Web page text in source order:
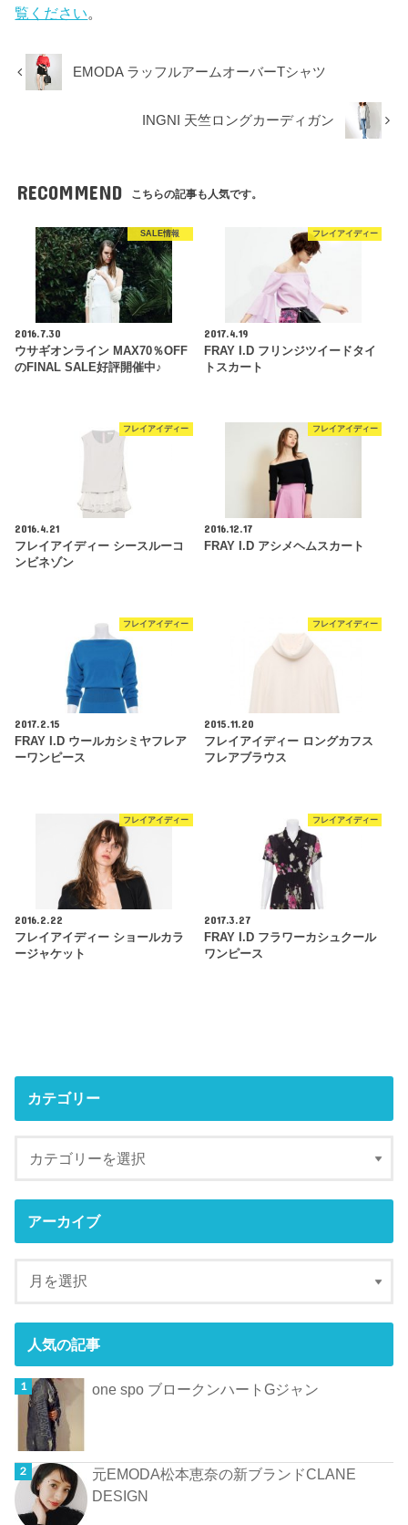
覧ください。
EMODA ラッフルアームオーバーTシャツ
INGNI 天竺ロングカーディガン
RECOMMEND こちらの記事も人気です。
SALE情報
2016.7.30
ウサギオンライン MAX70％OFF
のFINAL SALE好評開催中♪
フレイアイディー
2017.4.19
FRAY I.D フリンジツイードタイ
トスカート
フレイアイディー
2016.4.21
フレイアイディー シースルーコ
ンビネゾン
フレイアイディー
2016.12.17
FRAY I.D アシメヘムスカート
フレイアイディー
2017.2.15
FRAY I.D ウールカシミヤフレア
ーワンピース
フレイアイディー
2015.11.20
フレイアイディー ロングカフス
フレアブラウス
フレイアイディー
2016.2.22
フレイアイディー ショールカラ
ージャケット
フレイアイディー
2017.3.27
FRAY I.D フラワーカシュクール
ワンピース
カテゴリー
アーカイブ
人気の記事
one spo ブロークンハートGジャン
元EMODA松本恵奈の新ブランドCLANE
DESIGN